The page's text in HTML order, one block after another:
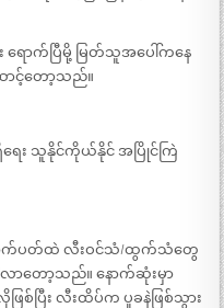
ောက်ပြီမို့ မြတ်သူအပေါ်ကနေ
င့်တော့သည်။
ေး သူနိုင်ကိုယ်နိုင် အပြိုင်ကြဲ
ာက်ပတ်ထဲ လီးဝင်သံ/ထွက်သံတွေ
ာတော့သည်။ နောက်ဆုံးမှာ
ပြီး လီးထိပ်က ပူခနဲဖြစ်သွား